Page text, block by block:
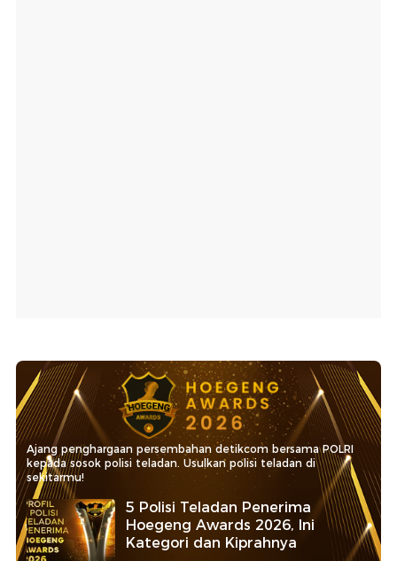
Ajang penghargaan persembahan detikcom bersama POLRI
kepada sosok polisi teladan. Usulkan polisi teladan di
sekitarmu!
5 Polisi Teladan Penerima
Hoegeng Awards 2026, Ini
Kategori dan Kiprahnya